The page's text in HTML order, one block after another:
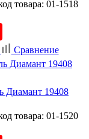
товара: 01-1518
Сравнение
Диамант 19408
товара: 01-1520